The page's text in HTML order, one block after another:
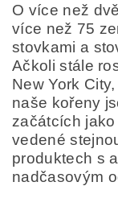
O více než
více než 75
stovkami a
Ačkoli stále
New York
naše kořeny
začátcích
vedené
produktech s
nadčasovým